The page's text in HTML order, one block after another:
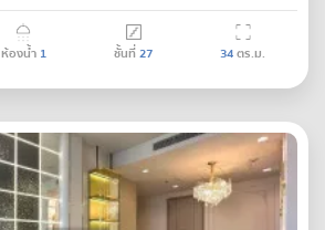
ห้องน้ำ 1 ชั้นที่27 34ตร.ม.